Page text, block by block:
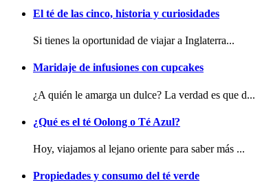
El té de las cinco, historia y curiosidades
Si tienes la oportunidad de viajar a Inglaterra...
Maridaje de infusiones con cupcakes
¿A quién le amarga un dulce? La verdad es que d...
¿Qué es el té Oolong o Té Azul?
Hoy, viajamos al lejano oriente para saber más ...
Propiedades y consumo del té verde